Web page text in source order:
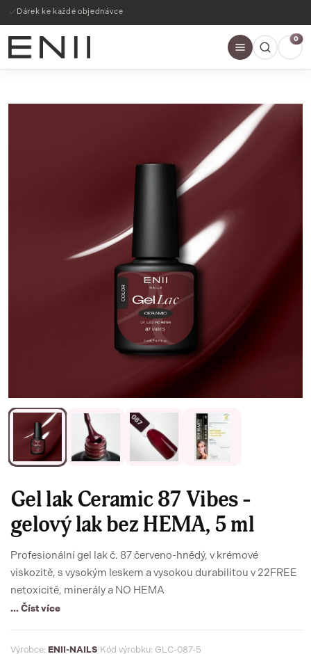
Dárek ke každé objednávce
0
Gel lak Ceramic 87 Vibes -
gelový lak bez HEMA, 5 ml
Profesionální gel lak č. 87 červeno-hnědý, v krémové
viskozitě, s vysokým leskem a vysokou durabilitou v 22FREE
netoxicitě, minerály a NO HEMA
... Číst více
Výrobce: ENII-NAILS Kód výrobku: GLC-087-5